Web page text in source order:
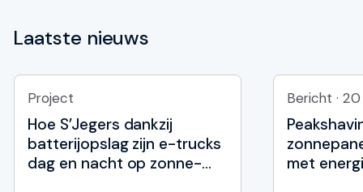
Laatste nieuws
Project
Hoe S’Jegers dankzij
batterijopslag zijn e-trucks
dag en nacht op zonne-
Bericht ·
met